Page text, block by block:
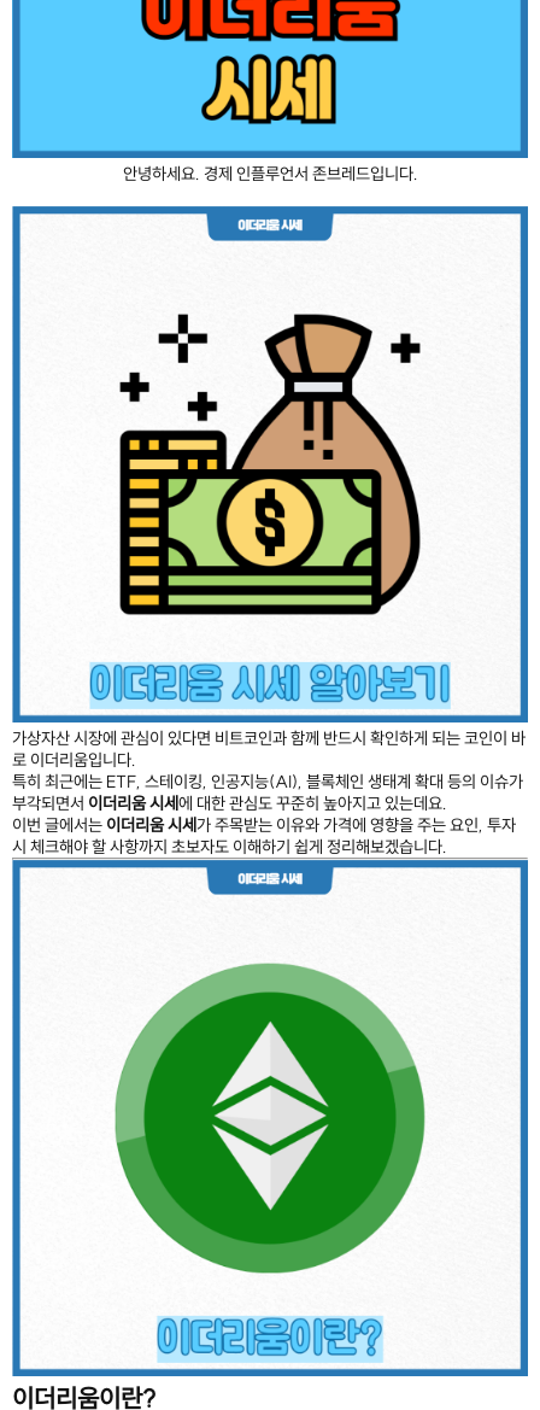
안녕하세요. 경제 인플루언서 존브레드입니다.
가상자산 시장에 관심이 있다면 비트코인과 함께 반드시 확인하게 되는 코인이 바
로 이더리움입니다.
특히 최근에는 ETF, 스테이킹, 인공지능(AI), 블록체인 생태계 확대 등의 이슈가
부각되면서 이더리움 시세에 대한 관심도 꾸준히 높아지고 있는데요.
이번 글에서는 이더리움 시세가 주목받는 이유와 가격에 영향을 주는 요인, 투자
시 체크해야 할 사항까지 초보자도 이해하기 쉽게 정리해보겠습니다.
이더리움이란?